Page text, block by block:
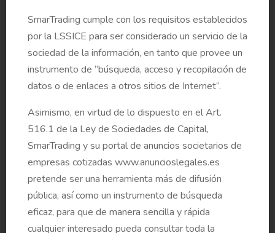
SmarTrading cumple con los requisitos establecidos
por la LSSICE para ser considerado un servicio de la
sociedad de la información, en tanto que provee un
instrumento de “búsqueda, acceso y recopilación de
datos o de enlaces a otros sitios de Internet”.
Asimismo, en virtud de lo dispuesto en el Art.
516.1 de la Ley de Sociedades de Capital,
SmarTrading y su portal de anuncios societarios de
empresas cotizadas www.anuncioslegales.es
pretende ser una herramienta más de difusión
pública, así como un instrumento de búsqueda
eficaz, para que de manera sencilla y rápida
cualquier interesado pueda consultar toda la
Consejeros
Informe del Consejo de Administración sobre la
propuesta de acuerdo relativa a la delegación en el
Informe del Consejo de Administración sobre la
propuesta de acuerdo de autorización para la
adquisición de acciones propias